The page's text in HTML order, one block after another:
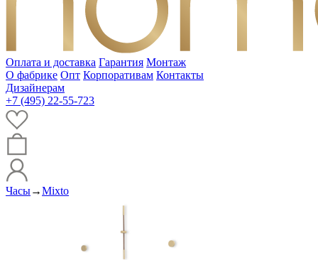
Оплата и доставка Гарантия Монтаж
О фабрике Опт Корпоративам Контакты
Дизайнерам
+7 (495) 22-55-723
Часы→Mixto